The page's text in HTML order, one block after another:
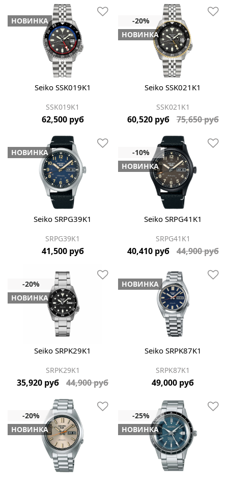
НОВИНКА
Seiko SSK019K1
SSK019K1
62,500 руб
НОВИНКА
Seiko SSK021K1
SSK021K1
60,520 руб 75,650 руб
НОВИНКА
Seiko SRPG39K1
SRPG39K1
41,500 руб
НОВИНКА
Seiko SRPG41K1
SRPG41K1
40,410 руб 44,900 руб
НОВИНКА
Seiko SRPK29K1
SRPK29K1
35,920 руб 44,900 руб
НОВИНКА
Seiko SRPK87K1
SRPK87K1
49,000 руб
НОВИНКА НОВИНКА